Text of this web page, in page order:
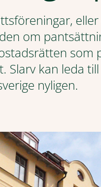
om
som
Slarv kan leda
nyligen.